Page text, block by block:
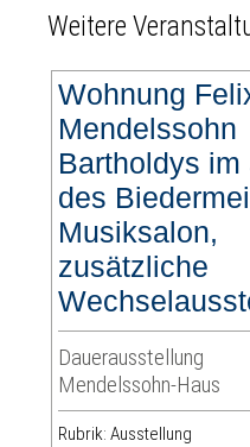
Weitere
Wohnung
Mendelssohn
Bartholdys im
des
Musiksalon,
zusätzliche
Dauerausstellung
Mendelssohn-Haus
Rubrik: Ausstellung